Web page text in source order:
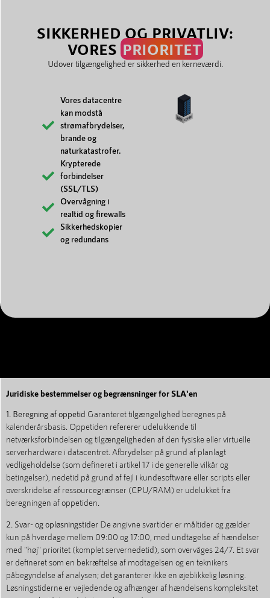
SIKKERHED OG PRIVATLIV:
VORES PRIORITET
Udover tilgængelighed er sikkerhed en kerneværdi.
Vores datacentre
kan modstå
strømafbrydelser,
brande og
naturkatastrofer.
Krypterede
forbindelser
(SSL/TLS)
Overvågning i
realtid og firewalls
Sikkerhedskopier
og redundans
Juridiske bestemmelser og begrænsninger for SLA'en
1. Beregning af oppetid Garanteret tilgængelighed beregnes på
kalenderårsbasis. Oppetiden refererer udelukkende til
netværksforbindelsen og tilgængeligheden af den fysiske eller virtuelle
serverhardware i datacentret. Afbrydelser på grund af planlagt
vedligeholdelse (som defineret i artikel 17 i de generelle vilkår og
betingelser), nedetid på grund af fejl i kundesoftware eller scripts eller
overskridelse af ressourcegrænser (CPU/RAM) er udelukket fra
beregningen af oppetiden.
2. Svar- og opløsningstider De angivne svartider er måltider og gælder
kun på hverdage mellem 09:00 og 17:00, med undtagelse af hændelser
med "høj" prioritet (komplet servernedetid), som overvåges 24/7. Et svar
er defineret som en bekræftelse af modtagelsen og en teknikers
påbegyndelse af analysen; det garanterer ikke en øjeblikkelig løsning.
Løsningstiderne er vejledende og afhænger af hændelsens kompleksitet